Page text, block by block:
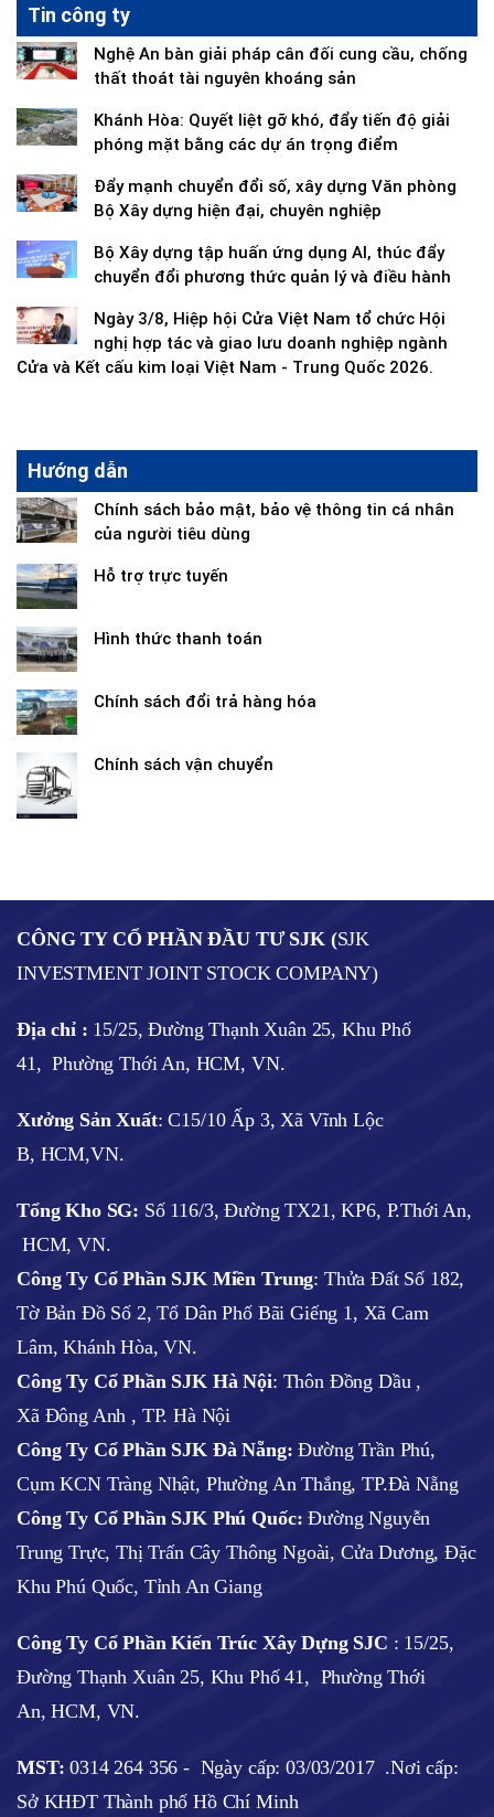
Tin công ty
Nghệ An bàn giải pháp cân đối cung cầu, chống
thất thoát tài nguyên khoáng sản
Khánh Hòa: Quyết liệt gỡ khó, đẩy tiến độ giải
phóng mặt bằng các dự án trọng điểm
Đẩy mạnh chuyển đổi số, xây dựng Văn phòng
Bộ Xây dựng hiện đại, chuyên nghiệp
Bộ Xây dựng tập huấn ứng dụng AI, thúc đẩy
chuyển đổi phương thức quản lý và điều hành
Ngày 3/8, Hiệp hội Cửa Việt Nam tổ chức Hội
nghị hợp tác và giao lưu doanh nghiệp ngành
Cửa và Kết cấu kim loại Việt Nam - Trung Quốc 2026.
Hướng dẫn
Chính sách bảo mật, bảo vệ thông tin cá nhân
của người tiêu dùng
Hỗ trợ trực tuyến
Hình thức thanh toán
Chính sách đổi trả hàng hóa
Chính sách vận chuyển
CÔNG TY CỔ PHẦN ĐẦU TƯ SJK (SJK
INVESTMENT JOINT STOCK COMPANY)
Địa chỉ : 15/25, Đường Thạnh Xuân 25, Khu Phố
41, Phường Thới An, HCM, VN.
Xưởng Sản Xuất: C15/10 Ấp 3, Xã Vĩnh Lộc
B, HCM,VN.
Tổng Kho SG: Số 116/3, Đường TX21, KP6, P.Thới An,
HCM, VN.
Công Ty Cổ Phần SJK Miền Trung: Thửa Đất Số 182,
Tờ Bản Đồ Số 2, Tổ Dân Phố Bãi Giếng 1, Xã Cam
Lâm, Khánh Hòa, VN.
Công Ty Cổ Phần SJK Hà Nội: Thôn Đồng Dầu ,
Xã Đông Anh , TP. Hà Nội
Công Ty Cổ Phần SJK Đà Nẵng: Đường Trần Phú,
Cụm KCN Tràng Nhật, Phường An Thắng, TP.Đà Nẵng
Công Ty Cổ Phần SJK Phú Quốc: Đường Nguyễn
Trung Trực, Thị Trấn Cây Thông Ngoài, Cửa Dương, Đặc
Khu Phú Quốc, Tỉnh An Giang
Công Ty Cổ Phần Kiến Trúc Xây Dựng SJC : 15/25,
Đường Thạnh Xuân 25, Khu Phố 41, Phường Thới
An, HCM, VN.
MST:0314 264 356 - Ngày cấp: 03/03/2017 .Nơi cấp:
Sở KHĐT Thành phố Hồ Chí Minh